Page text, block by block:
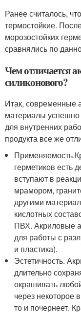
Ранее считалось,
термостойкие.
морозостойких
сравнялись по
Чем отличается
силиконового?
Итак, современные
материалы
для внутренних
продукта все же
герметиков есть
вступают в
мрамором,
другими
кислотных
ПВХ. Акриловые
для работы с
и пластика).
Эстетичность.
длительно
окрашивать
через некоторое
то и почернеет.